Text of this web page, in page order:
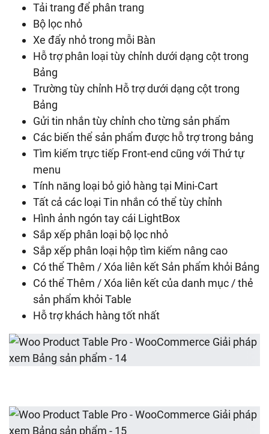
Tải trang để phân trang
Bộ lọc nhỏ
Xe đẩy nhỏ trong mỗi Bàn
Hỗ trợ phân loại tùy chỉnh dưới dạng cột trong
Bảng
Trường tùy chỉnh Hỗ trợ dưới dạng cột trong
Bảng
Gửi tin nhắn tùy chỉnh cho từng sản phẩm
Các biến thể sản phẩm được hỗ trợ trong bảng
Tìm kiếm trực tiếp Front-end cũng với Thứ tự
menu
Tính năng loại bỏ giỏ hàng tại Mini-Cart
Tất cả các loại Tin nhắn có thể tùy chỉnh
Hình ảnh ngón tay cái LightBox
Sắp xếp phân loại bộ lọc nhỏ
Sắp xếp phân loại hộp tìm kiếm nâng cao
Có thể Thêm / Xóa liên kết Sản phẩm khỏi Bảng
Có thể Thêm / Xóa liên kết của danh mục / thẻ
sản phẩm khỏi Table
Hỗ trợ khách hàng tốt nhất